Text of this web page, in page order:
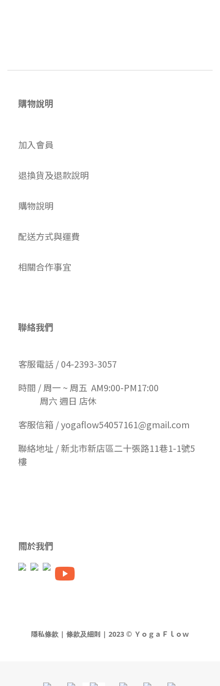
購物說明
加入會員
退換貨及退款說明
購物說明
配送方式與運費
相關合作事宜
聯絡我們
客服電話 / 04-2393-3057
時間 / 周一 ~ 周五 AM9:00-PM17:00
周六 週日 店休
客服信箱 / yogaflow54057161@gmail.com
聯絡地址 / 新北市新店區二十張路11巷1-1號5
樓
關於我們
隱私條款 | 條款及細則 | 2023 © ＹｏｇａＦｌｏｗ